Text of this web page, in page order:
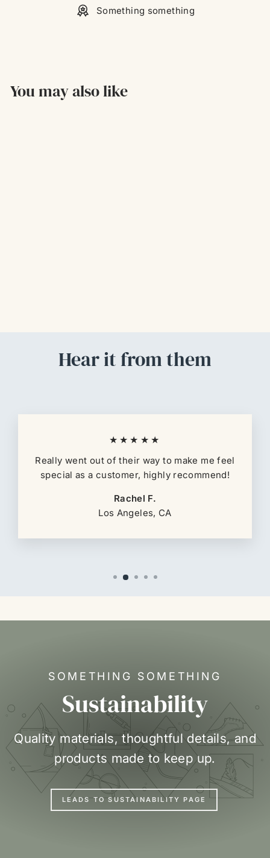
Something something
You may also like
Hear it from them
★★★★★
Really went out of their way to make me feel
special as a customer, highly recommend!
Rachel F.
Los Angeles, CA
SOMETHING SOMETHING
Sustainability
Quality materials, thoughtful details, and
products made to keep up.
LEADS TO SUSTAINABILITY PAGE